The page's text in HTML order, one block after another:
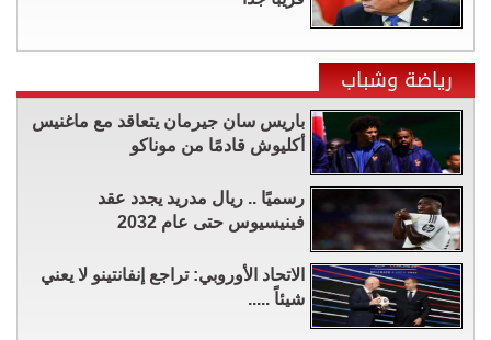
رياضة وشباب
باريس سان جيرمان يتعاقد مع ماغنيس
أكليوش قادمًا من موناكو
رسميًا .. ريال مدريد يجدد عقد
فينيسيوس حتى عام 2032
الاتحاد الأوروبي: تراجع إنفانتينو لا يعني
شيئاً .....